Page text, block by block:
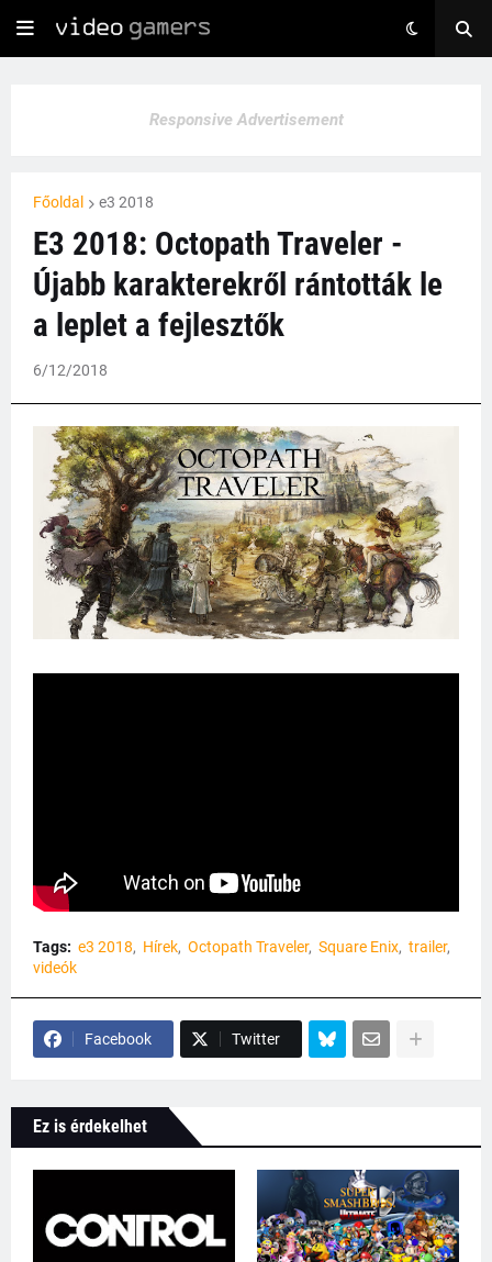
Responsive Advertisement
Főoldal e3 2018
E3 2018: Octopath Traveler -
Újabb karakterekről rántották le
a leplet a fejlesztők
6/12/2018
Tags: e3 2018 Hírek Octopath Traveler Square Enix trailer
videók
Facebook Twitter
Ez is érdekelhet